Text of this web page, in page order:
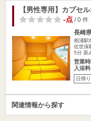
【男性専用】カプセ
-点/ 0 件
長崎
相浦駅
佐世保
5分 新
営業
入浴
日帰り
関連情報から探す